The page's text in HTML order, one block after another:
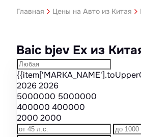
Главная Цены на Авто из Китая
Baic bjev Ex из
2026 2026
5000000 5000000
400000 400000
2000 2000